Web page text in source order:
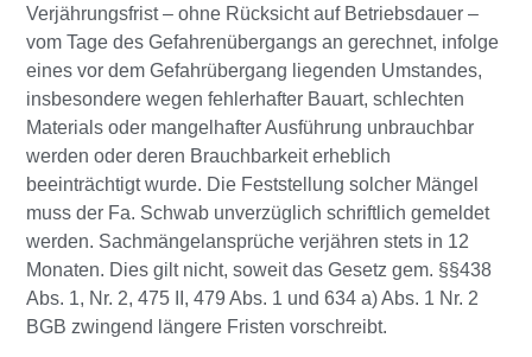
Verjährungsfrist – ohne Rücksicht auf Betriebsdauer –
vom Tage des Gefahrenübergangs an gerechnet, infolge
eines vor dem Gefahrübergang liegenden Umstandes,
insbesondere wegen fehlerhafter Bauart, schlechten
Materials oder mangelhafter Ausführung unbrauchbar
werden oder deren Brauchbarkeit erheblich
beeinträchtigt wurde. Die Feststellung solcher Mängel
muss der Fa. Schwab unverzüglich schriftlich gemeldet
werden. Sachmängelansprüche verjähren stets in 12
Monaten. Dies gilt nicht, soweit das Gesetz gem. §§438
Abs. 1, Nr. 2, 475 II, 479 Abs. 1 und 634 a) Abs. 1 Nr. 2
BGB zwingend längere Fristen vorschreibt.